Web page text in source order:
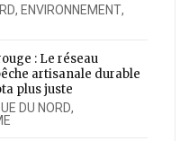
, ENVIRONNEMENT,
: Le réseau
artisanale durable
plus juste
DU NORD,